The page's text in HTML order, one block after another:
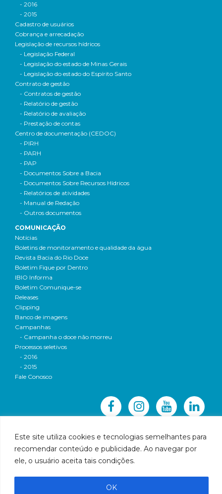
Este site utiliza cookies e tecnologias semelhantes para
recomendar conteúdo e publicidade. Ao navegar por
ele, o usuário aceita tais condições.
OK
- 2016
- 2015
Cadastro de usuários
Cobrança e arrecadação
Legislação de recursos hídricos
- Legislação Federal
- Legislação do estado de Minas Gerais
- Legislação do estado do Espírito Santo
Contrato de gestão
- Contratos de gestão
- Relatório de gestão
- Relatório de avaliação
- Prestação de contas
Centro de documentação (CEDOC)
- PIRH
- PARH
- PAP
- Documentos Sobre a Bacia
- Documentos Sobre Recursos Hídricos
- Relatórios de atividades
- Manual de Redação
- Outros documentos
COMUNICAÇÃO
Notícias
Boletins de monitoramento e qualidade da água
Revista Bacia do Rio Doce
Boletim Fique por Dentro
IBIO Informa
Boletim Comunique-se
Releases
Clipping
Banco de imagens
Campanhas
- Campanha o doce não morreu
Processos seletivos
- 2016
- 2015
Fale Conosco
© 2016 CBH-Doce - Todos os direitos reservados
cbhbaciadoriodoce@gmail.com